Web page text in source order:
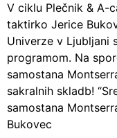
V ciklu Plečnik & A-
taktirko Jerice
Univerze v Ljubljani
programom. Na
samostana
sakralnih skladb!
samostana
Bukovec